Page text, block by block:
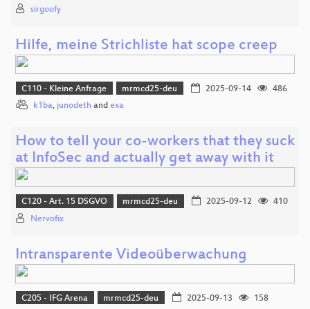
sirgoofy
Hilfe, meine Strichliste hat scope creep
C110 - Kleine Anfrage mrmcd25-deu 2025-09-14
486
k1ba, junodeth and exa
How to tell your co-workers that they suck
at InfoSec and actually get away with it
C120 - Art. 15 DSGVO mrmcd25-deu 2025-09-12
410
Nervofix
Intransparente Videoüberwachung
C205 - IFG Arena mrmcd25-deu 2025-09-13
158